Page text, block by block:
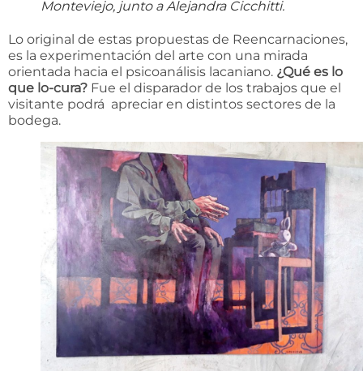
Monteviejo, junto a Alejandra Cicchitti.
Lo original de estas propuestas de Reencarnaciones,
es la experimentación del arte con una mirada
orientada hacia el psicoanálisis lacaniano. ¿Qué es lo
que lo-cura? Fue el disparador de los trabajos que el
visitante podrá apreciar en distintos sectores de la
bodega.